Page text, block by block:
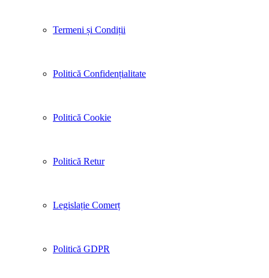
Termeni și Condiții
Politică Confidențialitate
Politică Cookie
Politică Retur
Legislație Comerț
Politică GDPR